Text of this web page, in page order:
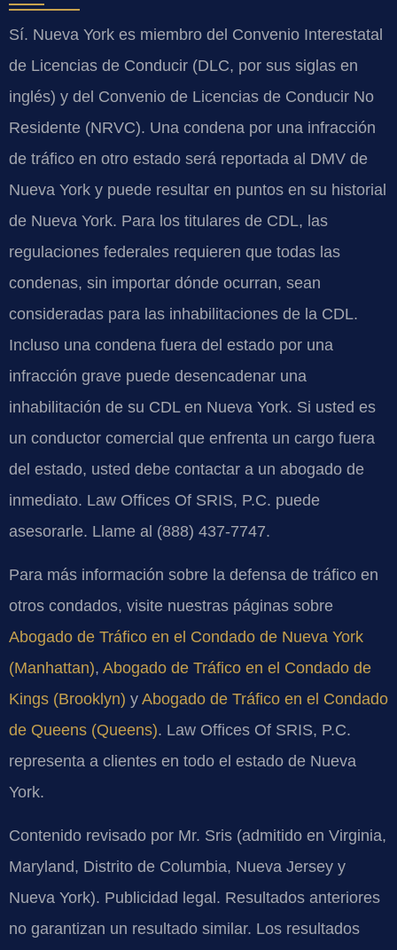
Sí. Nueva York es miembro del Convenio Interestatal
de Licencias de Conducir (DLC, por sus siglas en
inglés) y del Convenio de Licencias de Conducir No
Residente (NRVC). Una condena por una infracción
de tráfico en otro estado será reportada al DMV de
Nueva York y puede resultar en puntos en su historial
de Nueva York. Para los titulares de CDL, las
regulaciones federales requieren que todas las
condenas, sin importar dónde ocurran, sean
consideradas para las inhabilitaciones de la CDL.
Incluso una condena fuera del estado por una
infracción grave puede desencadenar una
inhabilitación de su CDL en Nueva York. Si usted es
un conductor comercial que enfrenta un cargo fuera
del estado, usted debe contactar a un abogado de
inmediato. Law Offices Of SRIS, P.C. puede
asesorarle. Llame al (888) 437-7747.
Para más información sobre la defensa de tráfico en
otros condados, visite nuestras páginas sobre
Abogado de Tráfico en el Condado de Nueva York
(Manhattan), Abogado de Tráfico en el Condado de
Kings (Brooklyn) y Abogado de Tráfico en el Condado
de Queens (Queens). Law Offices Of SRIS, P.C.
representa a clientes en todo el estado de Nueva
York.
Contenido revisado por Mr. Sris (admitido en Virginia,
Maryland, Distrito de Columbia, Nueva Jersey y
Nueva York). Publicidad legal. Resultados anteriores
no garantizan un resultado similar. Los resultados